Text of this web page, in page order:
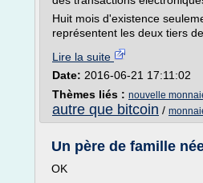
Huit mois d'existence
représentent les deux tiers
Lire la suite
Date: 2016-06-21 17:11:02
Thèmes liés : nouvelle
autre que bitcoin /
Un père de famille
OK